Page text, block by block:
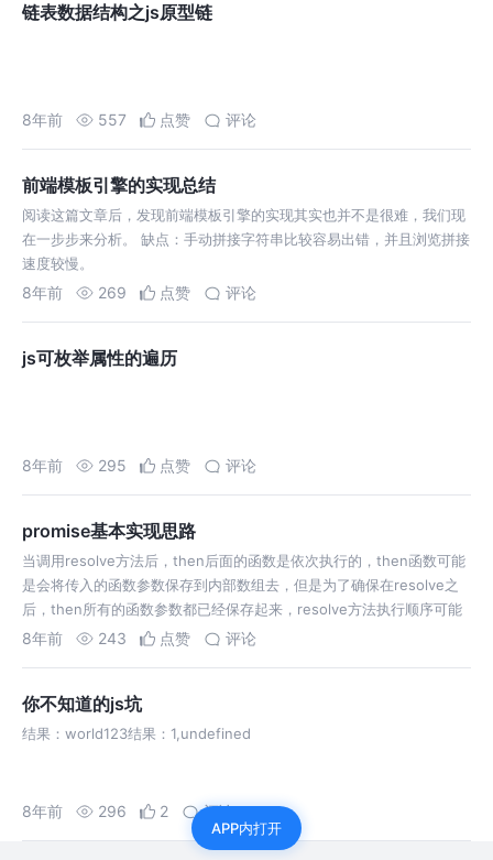
链表数据结构之js原型链
8年前 557 点赞 评论
前端模板引擎的实现总结
阅读这篇文章后，发现前端模板引擎的实现其实也并不是很难，我们现
在一步步来分析。 缺点：手动拼接字符串比较容易出错，并且浏览拼接
速度较慢。
8年前 269 点赞 评论
js可枚举属性的遍历
8年前 295 点赞 评论
promise基本实现思路
当调用resolve方法后，then后面的函数是依次执行的，then函数可能
是会将传入的函数参数保存到内部数组去，但是为了确保在resolve之
后，then所有的函数参数都已经保存起来，resolve方法执行顺序可能
是异步的；可能还会存在一个保存then函数之间传递的内部参数值…
8年前 243 点赞 评论
你不知道的js坑
结果：world123结果：1,undefined
8年前 296 2 评论
APP内打开